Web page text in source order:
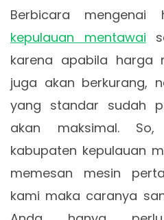
Berbicara mengenai
kepulauan mentawai
karena apabila harga
juga akan berkurang,
yang standar sudah
akan maksimal.
kabupaten kepulauan
memesan mesin
kami maka caranya